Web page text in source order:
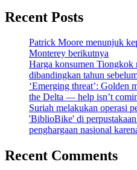
Recent Posts
Patrick Moore menunjuk
Monterey berikutnya
Harga konsumen Tiongkok
dibandingkan tahun
‘Emerging threat’: Golden
the Delta — help isn’t
Suriah melakukan operasi
'BiblioBike' di
penghargaan nasional
Recent Comments